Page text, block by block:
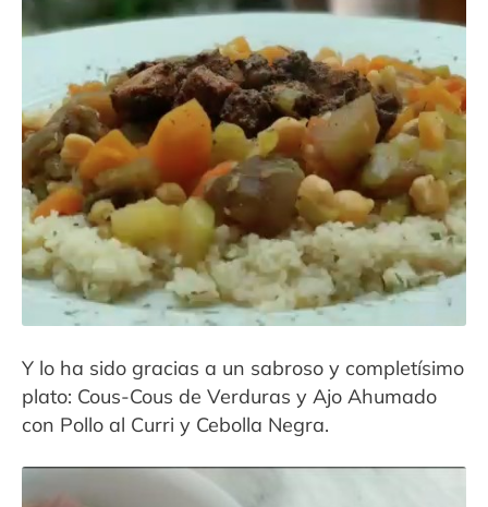
Contacto
Sala de Prensa
menú
hijo
Y lo ha sido gracias a un sabroso y completísimo
plato: Cous-Cous de Verduras y Ajo Ahumado
con Pollo al Curri y Cebolla Negra.